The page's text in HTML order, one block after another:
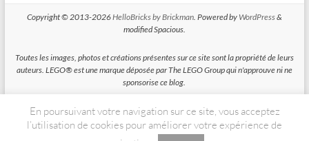
Copyright © 2013-2026HelloBricks by Brickman. Powered by WordPress&
modified Spacious.
Toutes les images, photos et créations présentes sur ce site sont la propriété de leurs
auteurs. LEGO® est une marque déposée par The LEGO Group qui n'approuve ni ne
sponsorise ce blog.
HelloBricks participe au Programme Partenaires d'Amazon EU, un programme
d'affiliation conçu pour permettre à des sites de percevoir une rémunération grace à
la création de liens vers Amazon.fr
En poursuivant votre navigation sur ce site, vous acceptez
l’utilisation de cookies pour améliorer votre expérience de